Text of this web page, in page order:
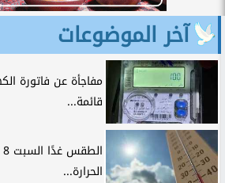
آخر الموضوعات
مفاجأة عن فاتورة
قائمة...
الحرارة...